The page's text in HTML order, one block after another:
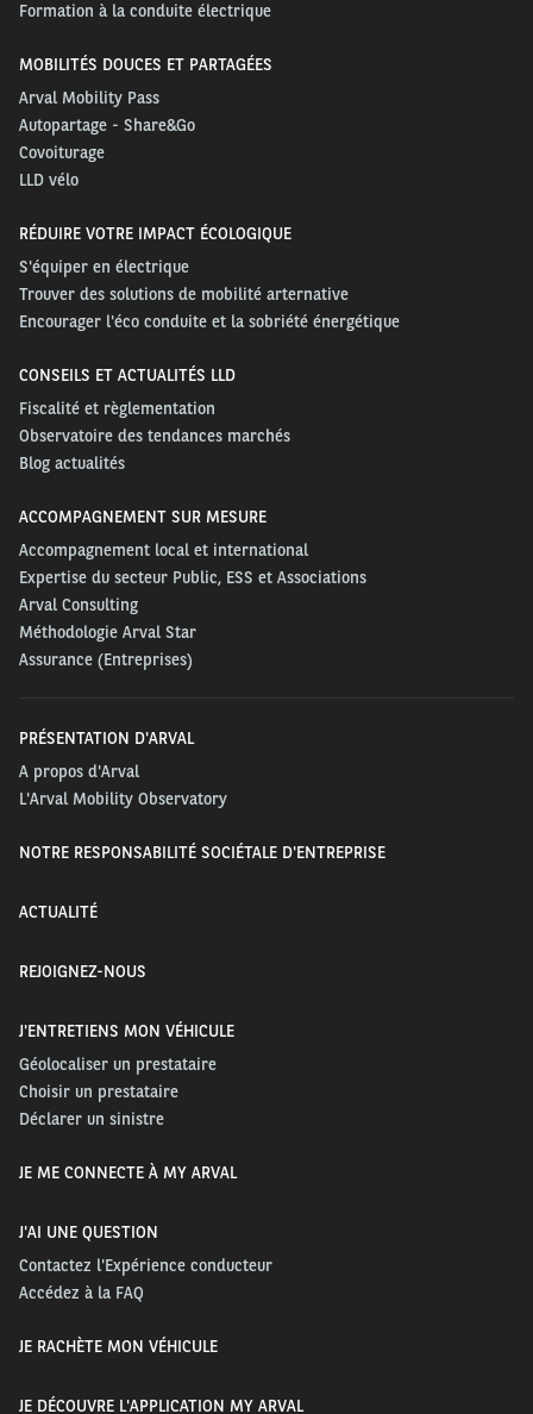
Formation à la conduite électrique
MOBILITÉS DOUCES ET PARTAGÉES
Arval Mobility Pass
Autopartage - Share&Go
Covoiturage
LLD vélo
RÉDUIRE VOTRE IMPACT ÉCOLOGIQUE
S'équiper en électrique
Trouver des solutions de mobilité arternative
Encourager l'éco conduite et la sobriété énergétique
CONSEILS ET ACTUALITÉS LLD
Fiscalité et règlementation
Observatoire des tendances marchés
Blog actualités
ACCOMPAGNEMENT SUR MESURE
Accompagnement local et international
Expertise du secteur Public, ESS et Associations
Arval Consulting
Méthodologie Arval Star
Assurance (Entreprises)
PRÉSENTATION D'ARVAL
A propos d'Arval
L'Arval Mobility Observatory
NOTRE RESPONSABILITÉ SOCIÉTALE D'ENTREPRISE
ACTUALITÉ
REJOIGNEZ-NOUS
J'ENTRETIENS MON VÉHICULE
Géolocaliser un prestataire
Choisir un prestataire
Déclarer un sinistre
JE ME CONNECTE À MY ARVAL
J'AI UNE QUESTION
Contactez l'Expérience conducteur
Accédez à la FAQ
JE RACHÈTE MON VÉHICULE
JE DÉCOUVRE L'APPLICATION MY ARVAL